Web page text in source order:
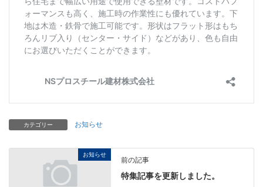
カテゴリー お知らせ
お知らせ
前の記事
特集記事を更新しました。